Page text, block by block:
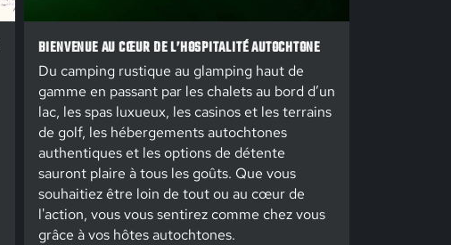
BIENVENUE AU CŒUR DE L’HOSPITALITÉ AUTOCHTONE
Du camping rustique au glamping haut de
gamme en passant par les chalets au bord d’un
lac, les spas luxueux, les casinos et les terrains
de golf, les hébergements autochtones
authentiques et les options de détente
sauront plaire à tous les goûts. Que vous
souhaitiez être loin de tout ou au cœur de
l'action, vous vous sentirez comme chez vous
grâce à vos hôtes autochtones.